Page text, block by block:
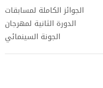
الجوائز الكاملة لمسابقات
الدورة الثانية لمهرجان
الجونة السينمائي